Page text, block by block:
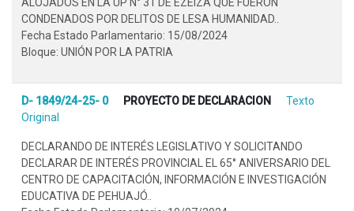
CONDENADOS POR DELITOS DE LESA HUMANIDAD..
Fecha Estado Parlamentario: 15/08/2024
Bloque: UNIÓN POR LA PATRIA
D- 1849/24-25- 0 PROYECTO DE DECLARACION
Texto
Original
DECLARANDO DE INTERÉS LEGISLATIVO Y SOLICITANDO
DECLARAR DE INTERÉS PROVINCIAL EL 65° ANIVERSARIO DEL
CENTRO DE CAPACITACIÓN, INFORMACIÓN E INVESTIGACIÓN
EDUCATIVA DE PEHUAJÓ..